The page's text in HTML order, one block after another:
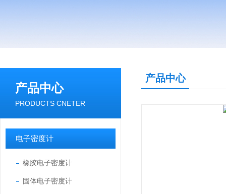
产品中心
PRODUCTS CNETER
电子密度计
橡胶电子密度计
固体电子密度计
产品中心